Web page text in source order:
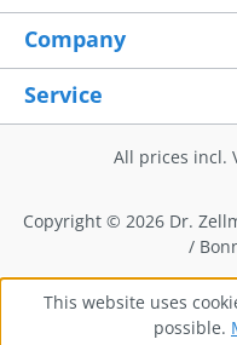
Company
Service
All prices incl.
Copyright © 2026 Dr.
/
This website uses
possible.